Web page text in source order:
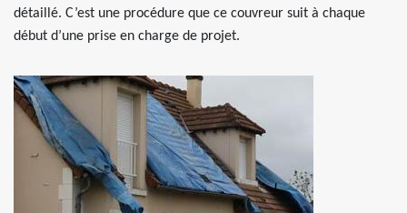
détaillé. C’est une procédure que ce couvreur suit à chaque
début d’une prise en charge de projet.